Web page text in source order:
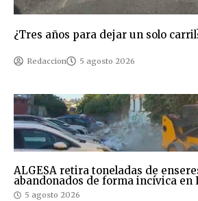
¿Tres años para dejar un solo
Redaccion 5 agosto 2026
ALGESA retira toneladas de
abandonados de forma incívica en
5 agosto 2026